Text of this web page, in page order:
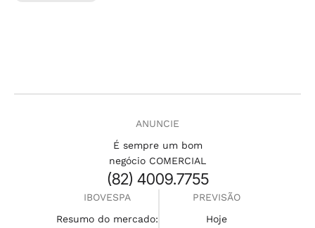
ANUNCIE
É sempre um bom
negócio COMERCIAL
(82) 4009.7755
IBOVESPA
Resumo do mercado:
PREVISÃO
Hoje